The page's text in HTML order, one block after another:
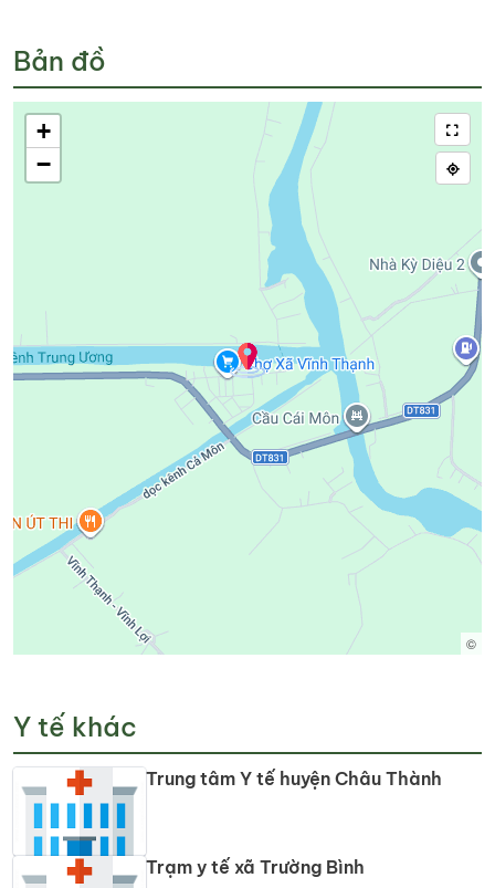
Bản đồ
+
−
©
Y tế khác
Trung tâm Y tế huyện Châu Thành
Trạm y tế xã Trường Bình